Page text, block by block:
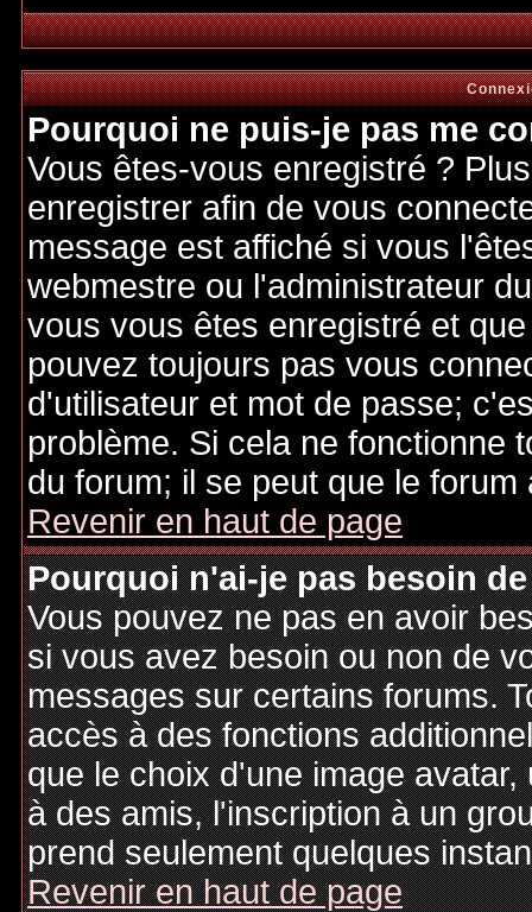
Pourquoi ne puis-je pas me
Vous êtes-vous enregistré ?
enregistrer afin de vous
message est affiché si vous
webmestre ou l'administrateur
vous vous êtes enregistré et
pouvez toujours pas vous
d'utilisateur et mot de passe;
problème. Si cela ne fonctionne
du forum; il se peut que le
Revenir en haut de page
Pourquoi n'ai-je pas besoin
Vous pouvez ne pas en avoir
si vous avez besoin ou non de
messages sur certains forums.
accès à des fonctions
que le choix d'une image
à des amis, l'inscription à un
prend seulement quelques
Revenir en haut de page